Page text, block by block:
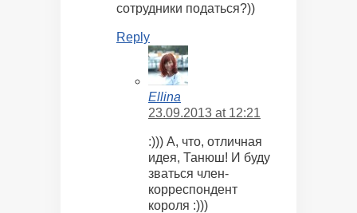
сотрудники податься?))
Reply
Ellina
23.09.2013 at 12:21
:))) А, что, отличная
идея, Танюш! И буду
зваться член-
корреспондент
короля :)))